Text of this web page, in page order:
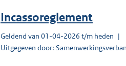
Incassoreglement
Geldend van 01-04-2026 t/m heden
Uitgegeven door: